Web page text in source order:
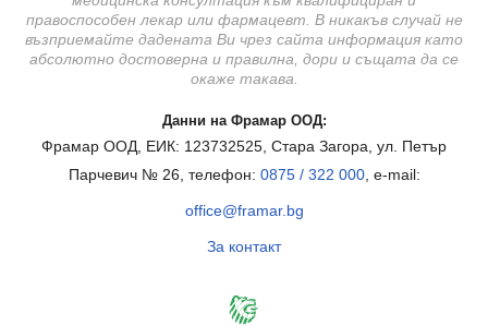
правоспособен лекар или фармацевт. В никакъв случай не
възприемайте дадената Ви чрез сайта информация като
абсолютно достоверна и правилна, дори и същата да се
окаже такава.
Данни на Фрамар ООД:
Фрамар ООД, ЕИК: 123732525, Стара Загора, ул. Петър
Парчевич № 26, телефон: 0875 / 322 000, e-mail:
office@framar.bg
За контакт